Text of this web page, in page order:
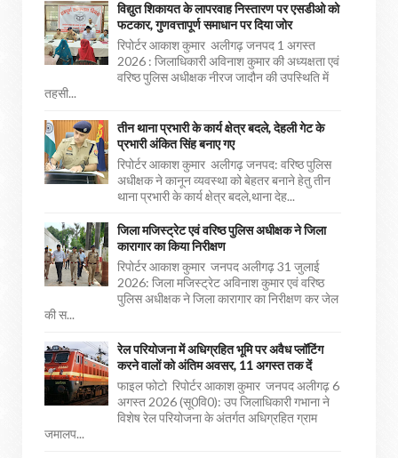
विद्युत शिकायत के लापरवाह निस्तारण पर एसडीओ को
फटकार, गुणवत्तापूर्ण समाधान पर दिया जोर
रिपोर्टर आकाश कुमार अलीगढ़ जनपद 1 अगस्त
2026 : जिलाधिकारी अविनाश कुमार की अध्यक्षता एवं
वरिष्ठ पुलिस अधीक्षक नीरज जादौन की उपस्थिति में
तहसी...
तीन थाना प्रभारी के कार्य क्षेत्र बदले, देहली गेट के
प्रभारी अंकित सिंह बनाए गए
रिपोर्टर आकाश कुमार अलीगढ़ जनपद: वरिष्ठ पुलिस
अधीक्षक ने कानून व्यवस्था को बेहतर बनाने हेतु तीन
थाना प्रभारी के कार्य क्षेत्र बदले,थाना देह...
जिला मजिस्ट्रेट एवं वरिष्ठ पुलिस अधीक्षक ने जिला
कारागार का किया निरीक्षण
रिपोर्टर आकाश कुमार जनपद अलीगढ़ 31 जुलाई
2026: जिला मजिस्ट्रेट अविनाश कुमार एवं वरिष्ठ
पुलिस अधीक्षक ने जिला कारागार का निरीक्षण कर जेल
की स...
रेल परियोजना में अधिग्रहित भूमि पर अवैध प्लॉटिंग
करने वालों को अंतिम अवसर, 11 अगस्त तक दें
फाइल फोटो रिपोर्टर आकाश कुमार जनपद अलीगढ़ 6
अगस्त 2026 (सू0वि0): उप जिलाधिकारी गभाना ने
विशेष रेल परियोजना के अंतर्गत अधिग्रहित ग्राम
जमालप...